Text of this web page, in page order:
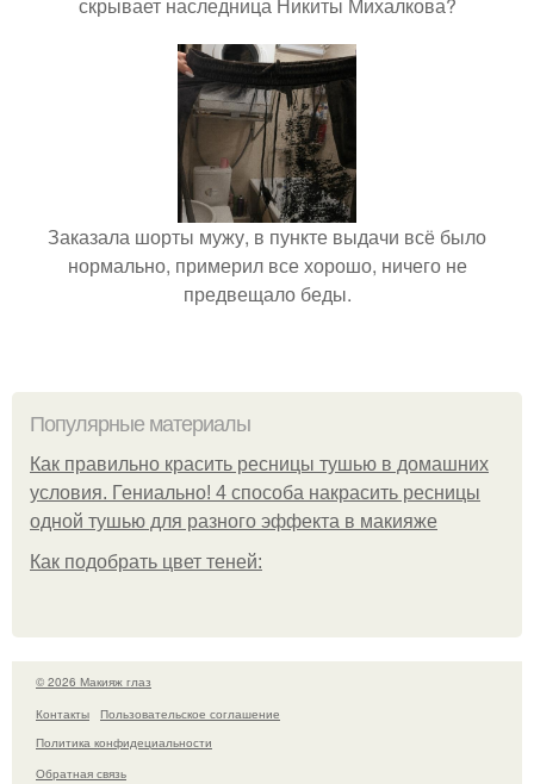
Заказала шорты мужу, в пункте выдачи всё было
нормально, примерил все хорошо, ничего не
предвещало беды.
Популярные материалы
Как правильно красить ресницы тушью в домашних
условия. Гениально! 4 способа накрасить ресницы
одной тушью для разного эффекта в макияже
Как подобрать цвет теней:
© 2026 Макияж глаз
Контакты
Пользовательское соглашение
Политика конфидециальности
Обратная связь